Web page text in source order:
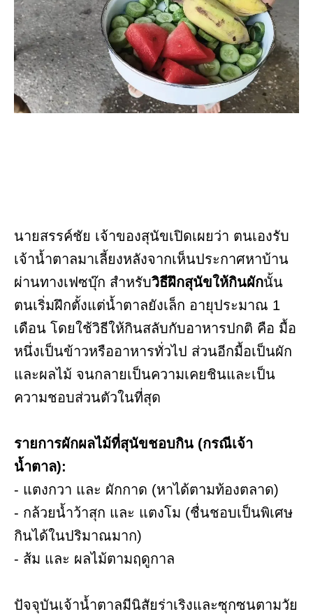
นายสรรค์ชัย เจ้าของสุนัขเปิดเผยว่า ตนเองรับ
เจ้าน้ำตาลมาเลี้ยงหลังจากเห็นประกาศหาบ้าน
ผ่านทางเฟซบุ๊ก สำหรับวิธีฝึกสุนัขให้กินผักนั้น
ตนเริ่มฝึกตั้งแต่น้ำตาลยังเล็ก อายุประมาณ 1
เดือน โดยใช้วิธีให้กินสลับกับอาหารปกติ คือ มื้อ
หนึ่งเป็นข้าวหรืออาหารทั่วไป ส่วนอีกมื้อเป็นผัก
และผลไม้ จนกลายเป็นความเคยชินและเป็น
ความชอบส่วนตัวในที่สุด
รายการผักผลไม้ที่สุนัขชอบกิน (กรณีเจ้า
น้ำตาล):
- แตงกวา และ ผักกาด (หาได้ตามท้องตลาด)
- กล้วยน้ำว้าสุก และ แตงโม (ชื่นชอบเป็นพิเศษ
กินได้ในปริมาณมาก)
- ส้ม และ ผลไม้ตามฤดูกาล
ปัจจุบันเจ้าน้ำตาลมีนิสัยร่าเริงและซุกซนตามวัย